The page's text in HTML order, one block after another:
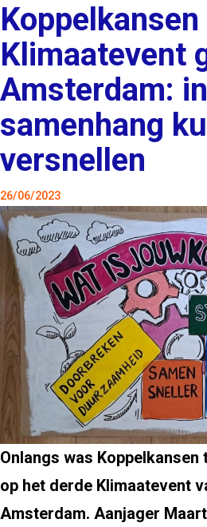
Koppelkansen
Klimaatevent
Amsterdam: in
samenhang
versnellen
26/06/2023
Onlangs was
op het derde Klimaatevent
Amsterdam. Aanjager